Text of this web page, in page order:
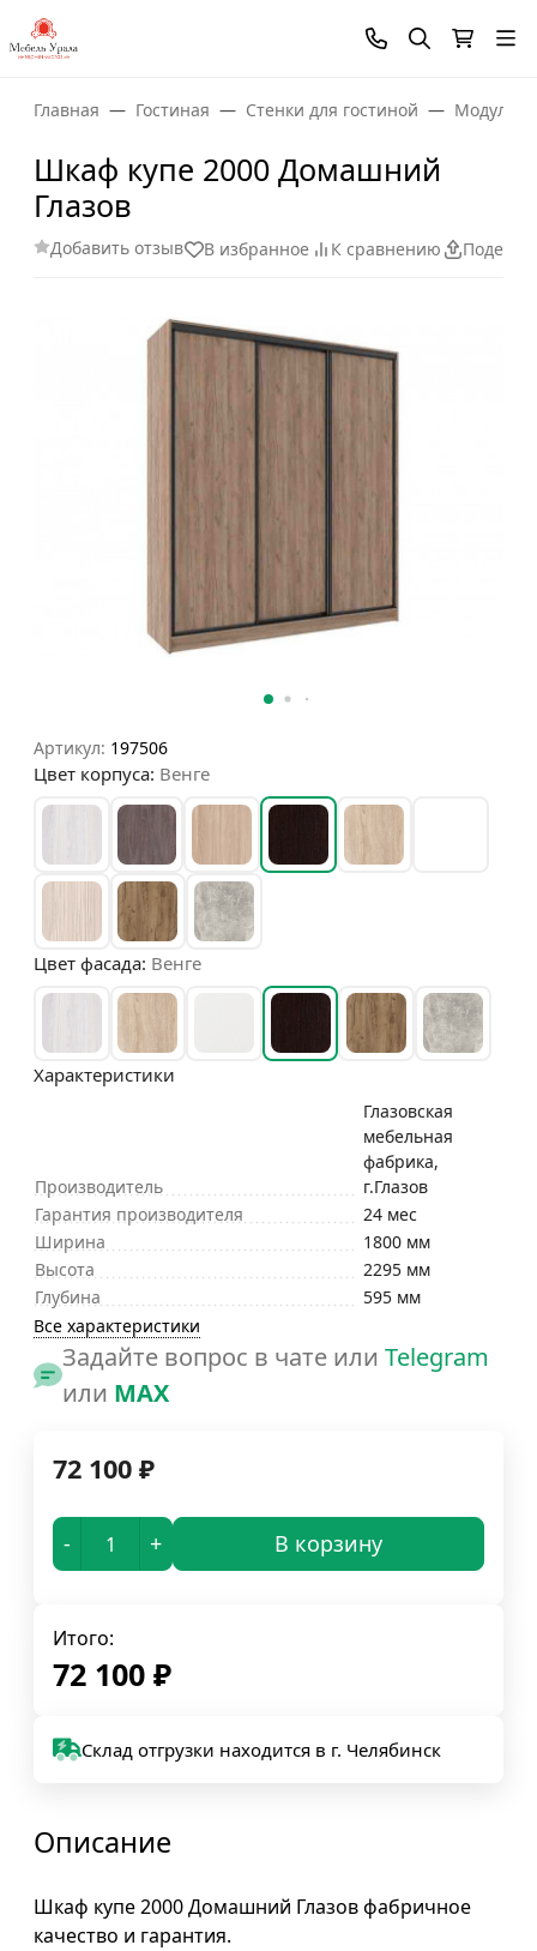
Главная Гостиная Стенки для гостиной
Шкаф купе 2000 Домашний
Глазов
Добавить отзыв В избранное К сравнению
Артикул: 197506
Цвет корпуса: Венге
Цвет фасада: Венге
Характеристики
Производитель
Глазовская
мебельная
фабрика,
г.Глазов
Гарантия производителя
24 мес
Ширина
1800 мм
Высота
2295 мм
Глубина
595 мм
Все характеристики
Задайте вопрос в чате или Telegram
или MAX
72 100 ₽
- + В корзину
Итого:
72 100 ₽
Склад отгрузки находится в г. Челябинск
Описание
Шкаф купе 2000 Домашний Глазов фабричное
качество и гарантия.